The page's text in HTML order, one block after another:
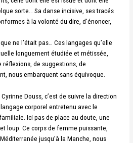
sorte… Sa danse incisive, ses tracés
à la volonté du dire, d’énoncer,
ne l’était pas… Ces langages qu’elle
longuement étudiée et métissée,
réflexions, de suggestions, de
nous embarquent sans équivoque.
Douss, c’est de suivre la direction
corporel entretenu avec le
Ici pas de place au doute, une
loup. Ce corps de femme puissante,
jusqu’à la Manche, nous